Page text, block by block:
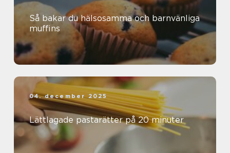
Så bakar du hälsosamma och barnvänliga
muffins
04. december 2025
Lättlagade pastarätter på 20 minuter